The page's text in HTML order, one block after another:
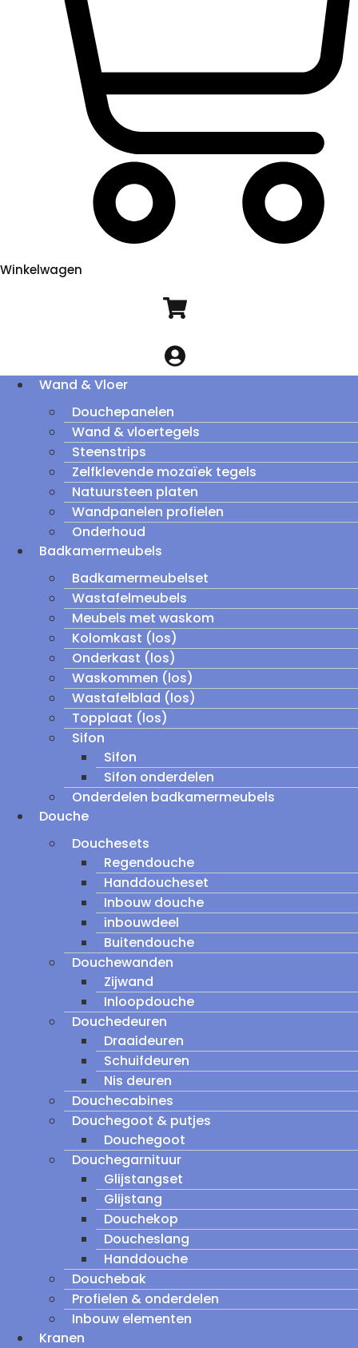
Winkelwagen
Wand & Vloer
Douchepanelen
Wand & vloertegels
Steenstrips
Zelfklevende mozaïek tegels
Natuursteen platen
Wandpanelen profielen
Onderhoud
Badkamermeubels
Badkamermeubelset
Wastafelmeubels
Meubels met waskom
Kolomkast (los)
Onderkast (los)
Waskommen (los)
Wastafelblad (los)
Topplaat (los)
Sifon
Sifon
Sifon onderdelen
Onderdelen badkamermeubels
Douche
Douchesets
Regendouche
Handdoucheset
Inbouw douche
inbouwdeel
Buitendouche
Douchewanden
Zijwand
Inloopdouche
Douchedeuren
Draaideuren
Schuifdeuren
Nis deuren
Douchecabines
Douchegoot & putjes
Douchegoot
Douchegarnituur
Glijstangset
Glijstang
Douchekop
Doucheslang
Handdouche
Douchebak
Profielen & onderdelen
Inbouw elementen
Kranen